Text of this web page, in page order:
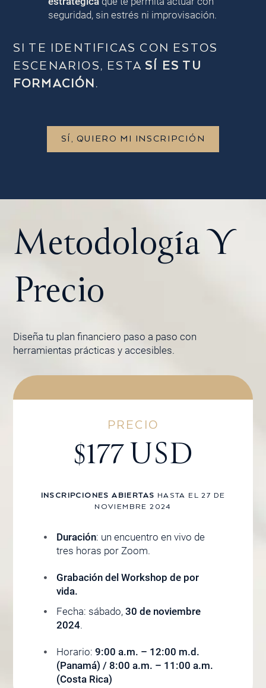
seguridad, sin estrés ni improvisación.
SI TE IDENTIFICAS CON ESTOS
ESCENARIOS, ESTA SÍ ES TU
FORMACIÓN.
SÍ, QUIERO MI INSCRIPCIÓN
Metodología Y
Precio
Diseña tu plan financiero paso a paso con
herramientas prácticas y accesibles.
PRECIO
$177 USD
INSCRIPCIONES ABIERTAS HASTA EL 27 DE
NOVIEMBRE 2024
Duración: un encuentro en vivo de
tres horas por Zoom.
Grabación del Workshop de por
vida.​
Fecha: sábado, 30 de noviembre
2024.
Horario: 9:00 a.m. – 12:00 m.d.
(Panamá) / 8:00 a.m. – 11:00 a.m.
(Costa Rica)